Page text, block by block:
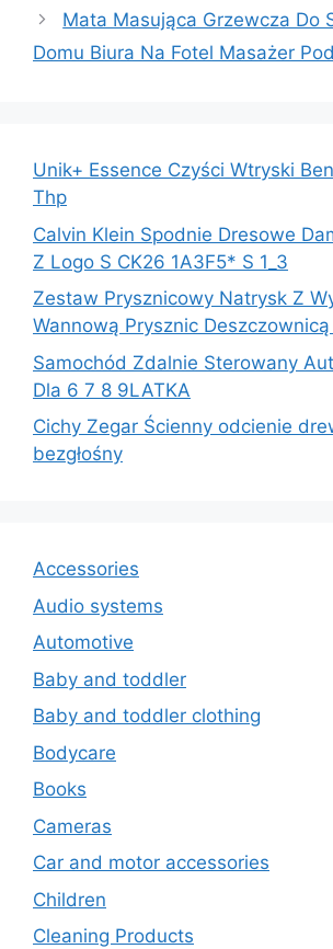
Mata Masująca Grzewcza Do
Domu Biura Na Fotel Masażer
Unik+ Essence Czyści Wtryski
Thp
Calvin Klein Spodnie Dresowe
Z Logo S CK26 1A3F5* S 1_3
Zestaw Prysznicowy Natrysk Z
Wannową Prysznic Deszczownicą
Samochód Zdalnie Sterowany
Dla 6 7 8 9LATKA
Cichy Zegar Ścienny odcienie
bezgłośny
Accessories
Audio systems
Automotive
Baby and toddler
Baby and toddler clothing
Bodycare
Books
Cameras
Car and motor accessories
Children
Cleaning Products